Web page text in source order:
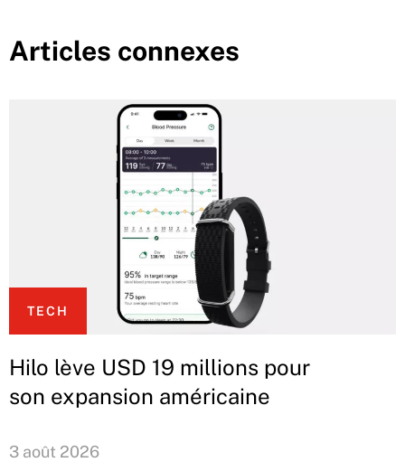
Articles connexes
TECH
Hilo lève USD 19 millions pour
son expansion américaine
3 août 2026